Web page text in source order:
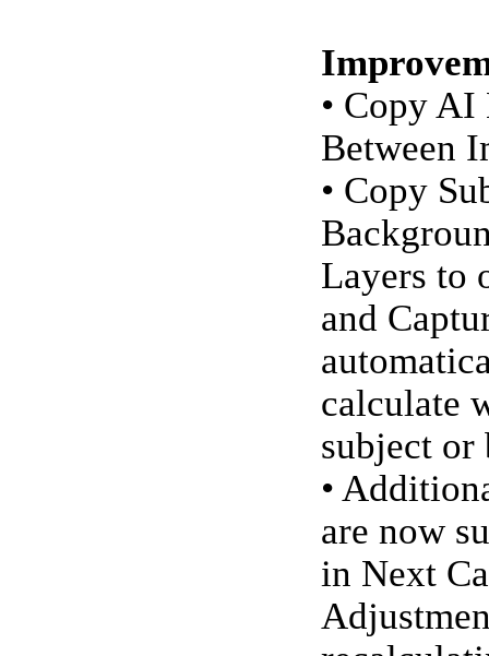
• Copy AI
Between
• Copy
Layers to
and
calculate
subject or
•
are now
in Next